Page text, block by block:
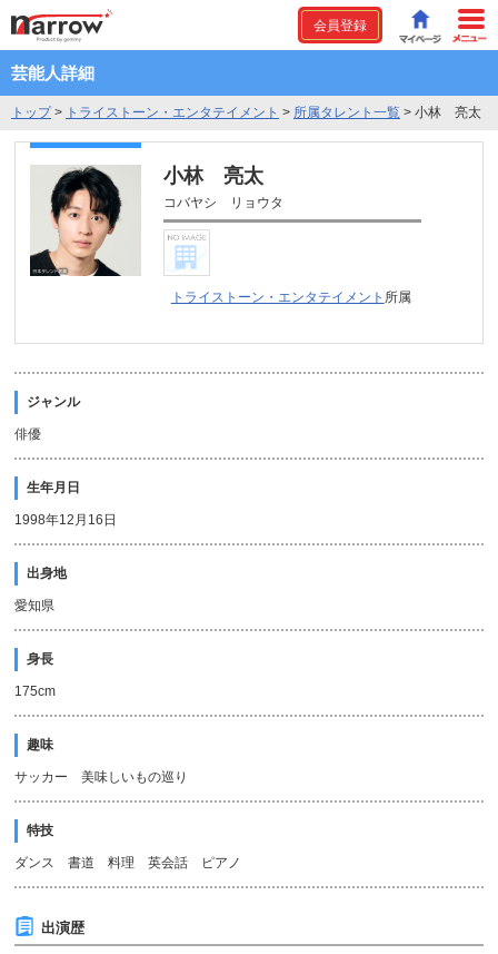
会員登録
芸能人詳細
トップ> トライストーン・エンタテイメント > 所属タレント一覧 > 小林 亮太
小林 亮太
コバヤシ リョウタ
トライストーン・エンタテイメント 所属
ジャンル
俳優
生年月日
1998年12月16日
出身地
愛知県
身長
175cm
趣味
サッカー 美味しいもの巡り
特技
ダンス 書道 料理 英会話 ピアノ
出演歴